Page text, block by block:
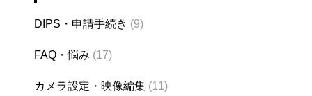
DIPS・申請手続き (9)
FAQ・悩み (17)
カメラ設定・映像編集 (11)